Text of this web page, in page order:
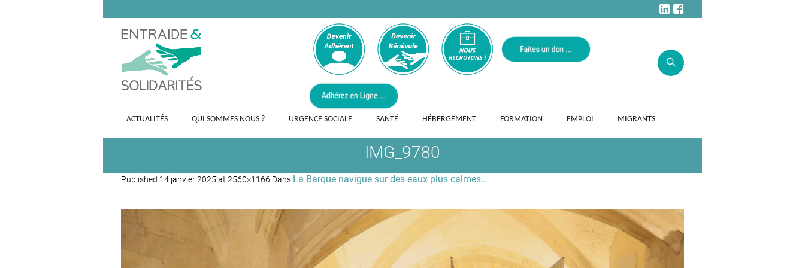
ACTUALITÉS QUI SOMMES NOUS ? URGENCE SOCIALE SANTÉ HÉBERGEMENT FORMATION EMPLOI MIGRANTS
IMG_9780
Published 14 janvier 2025 at 2560×1166 Dans La Barque navigue sur des eaux plus calmes…